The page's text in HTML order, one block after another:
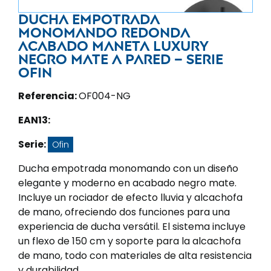
Ducha empotrada
monomando redonda
acabado maneta luxury
negro mate a pared – Serie
Ofin
Referencia:OF004-NG
EAN13:
Serie: Ofin
Ducha empotrada monomando con un diseño
elegante y moderno en acabado negro mate.
Incluye un rociador de efecto lluvia y alcachofa
de mano, ofreciendo dos funciones para una
experiencia de ducha versátil. El sistema incluye
un flexo de 150 cm y soporte para la alcachofa
de mano, todo con materiales de alta resistencia